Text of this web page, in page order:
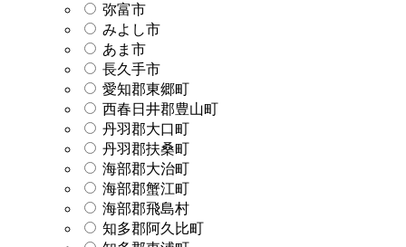
弥富市
みよし市
あま市
長久手市
愛知郡東郷町
西春日井郡豊山町
丹羽郡大口町
丹羽郡扶桑町
海部郡大治町
海部郡蟹江町
海部郡飛島村
知多郡阿久比町